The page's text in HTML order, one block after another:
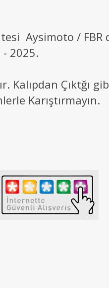
Aysimoto / FBR
2025.
Kalıpdan Çıktğı
Karıştırmayın.